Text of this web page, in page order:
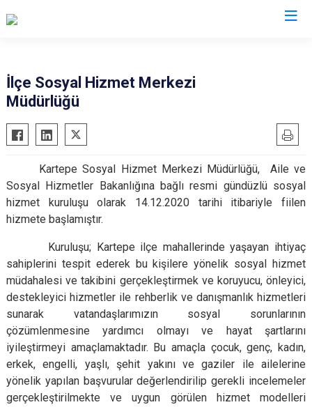
Gebze
Gölcük
Karamürsel
Körfez
Derince
Dilovası
İzmit
İlçe Sosyal Hizmet Merkezi
Müdürlüğü
Kartepe Sosyal Hizmet Merkezi Müdürlüğü, Aile ve
Sosyal Hizmetler Bakanlığına bağlı resmi gündüzlü sosyal
hizmet kuruluşu olarak 14.12.2020 tarihi itibariyle fiilen
hizmete başlamıştır.
Kuruluşu; Kartepe ilçe mahallerinde yaşayan ihtiyaç
sahiplerini tespit ederek bu kişilere yönelik sosyal hizmet
müdahalesi ve takibini gerçekleştirmek ve koruyucu, önleyici,
destekleyici hizmetler ile rehberlik ve danışmanlık hizmetleri
sunarak vatandaşlarımızın sosyal sorunlarının
çözümlenmesine yardımcı olmayı ve hayat şartlarını
iyileştirmeyi amaçlamaktadır. Bu amaçla çocuk, genç, kadın,
erkek, engelli, yaşlı, şehit yakını ve gaziler ile ailelerine
yönelik yapılan başvurular değerlendirilip gerekli incelemeler
gerçekleştirilmekte ve uygun görülen hizmet modelleri